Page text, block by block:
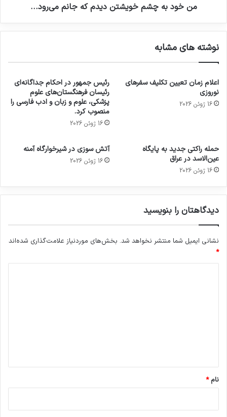
من خود به چشم خویشتن دیدم که جانم می‌رود...
نوشته های مشابه
اعلام زمان تعیین تکلیف سفرهای
نوروزی
16 ژوئن 2026
رئیس جمهور در احکام جداگانه‌ای
رئیسان فرهنگستان‌های علوم
پزشکی، علوم و زبان و ادب فارسی را
منصوب کرد.
16 ژوئن 2026
حمله راکتی جدید به پایگاه
عین‌الاسد در عراق
16 ژوئن 2026
آتش سوزی در شیرخوارگاه آمنه
16 ژوئن 2026
دیدگاهتان را بنویسید
نشانی ایمیل شما منتشر نخواهد شد. بخش‌های موردنیاز علامت‌گذاری شده‌اند
*
نام*